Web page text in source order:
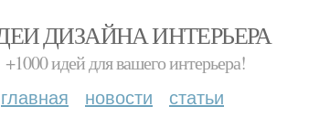
ДИЗАЙНА ИНТЕРЬЕРА
+1000 идей для вашего интерьера!
главная новости статьи